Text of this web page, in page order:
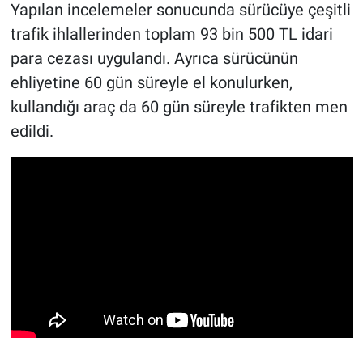
Yapılan incelemeler sonucunda sürücüye çeşitli
trafik ihlallerinden toplam 93 bin 500 TL idari
para cezası uygulandı. Ayrıca sürücünün
ehliyetine 60 gün süreyle el konulurken,
kullandığı araç da 60 gün süreyle trafikten men
edildi.